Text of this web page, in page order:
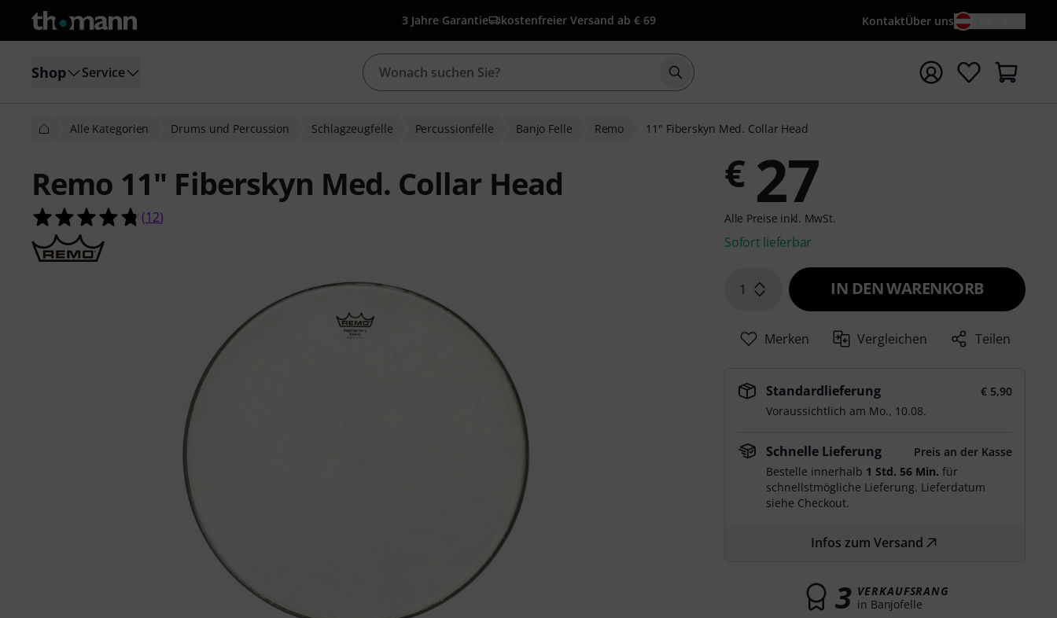
3 Jahre Garantie kostenfreier Versand ab € 69 KontaktÜber uns
Shop Service Suche mit Suchwort {searchTerm} starten
Alle Kategorien Drums und Percussion Schlagzeugfelle Percussionfelle Banjo Felle Remo 11" Fiberskyn Med. Collar Head
Remo 11" Fiberskyn Med. Collar Head
4.8 von 5 Sternen aus 12 Kundenbewertungen
(12)
€ 27
Alle Preise inkl. MwSt.
Sofort lieferbar
1 IN DEN WARENKORB
Merken Vergleichen Teilen
Standardlieferung
€ 5,90
Voraussichtlich am Mo., 10.08.
Schnelle Lieferung
Preis an der Kasse
Bestelle innerhalb 1 Std. 56 Min. für
schnellstmögliche Lieferung. Lieferdatum
siehe Checkout.
Infos zum Versand
3 VERKAUFSRANG
in Banjofelle